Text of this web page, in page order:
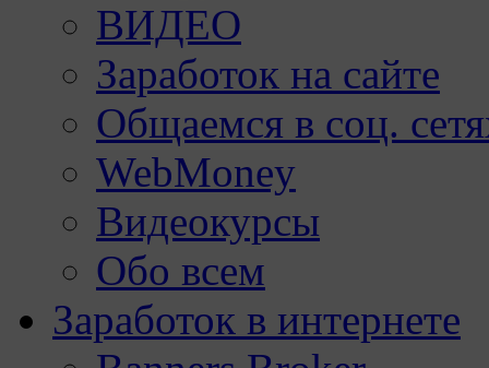
ВИДЕО
Заработок на сайте
Общаемся в соц.
WebMoney
Видеокурсы
Обо всем
Заработок в интернете